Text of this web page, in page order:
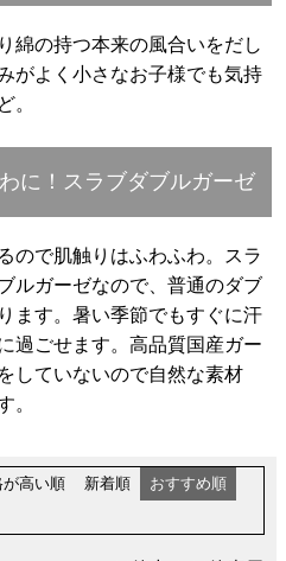
綿の持つ本来の風合いをだし
がよく小さなお子様でも気持
。
に！スラブダブルガーゼ
ので肌触りはふわふわ。スラ
ルガーゼなので、普通のダブ
ます。暑い季節でもすぐに汗
過ごせます。高品質国産ガー
していないので自然な素材
。
が高い順 新着順
おすすめ順